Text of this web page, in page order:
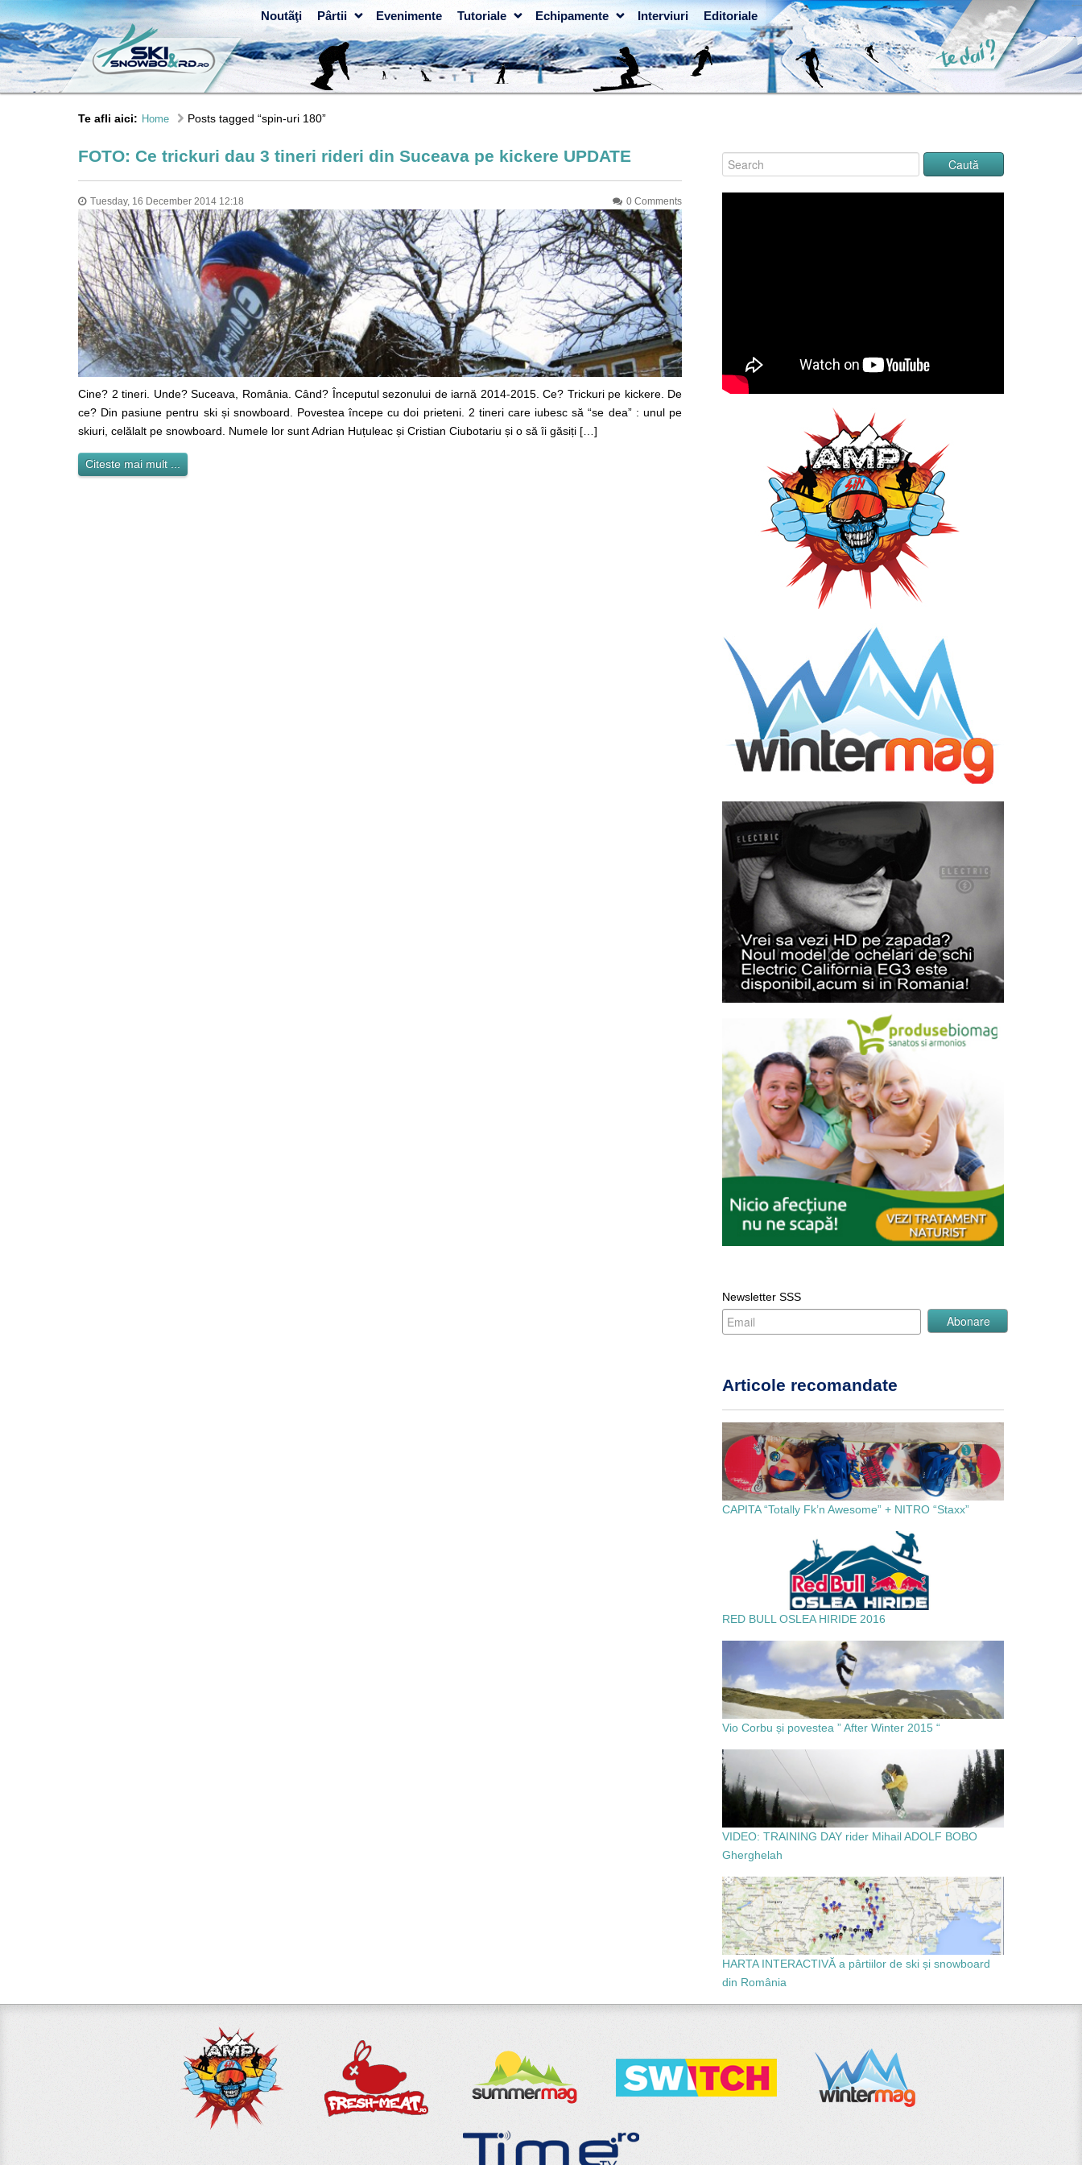
Noutãţi Pârtii Evenimente Tutoriale Echipamente Interviuri Editoriale
Te afli aici: Home Posts tagged “spin-uri 180”
FOTO: Ce trickuri dau 3 tineri rideri din Suceava pe kickere UPDATE
Tuesday, 16 December 2014 12:18 0 Comments
Cine? 2 tineri. Unde? Suceava, România. Când? Începutul sezonului de iarnă 2014-2015. Ce? Trickuri pe kickere. De
ce? Din pasiune pentru ski și snowboard. Povestea începe cu doi prieteni. 2 tineri care iubesc să “se dea” : unul pe
skiuri, celălalt pe snowboard. Numele lor sunt Adrian Huțuleac și Cristian Ciubotariu și o să îi găsiți […]
Citeste mai mult ...
Newsletter SSS
Articole recomandate
CAPITA “Totally Fk’n Awesome” + NITRO “Staxx”
RED BULL OSLEA HIRIDE 2016
Vio Corbu și povestea ” After Winter 2015 “
VIDEO: TRAINING DAY rider Mihail ADOLF BOBO
Gherghelah
HARTA INTERACTIVĂ a pârtiilor de ski și snowboard
din România